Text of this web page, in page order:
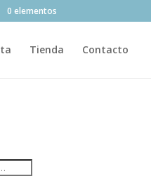
0 elementos
Tienda Contacto